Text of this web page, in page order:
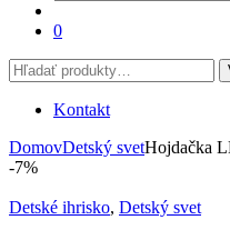
0
Hľadať:
Kontakt
DomovDetský svetHojdačka
-7%
Detské ihrisko, Detský svet